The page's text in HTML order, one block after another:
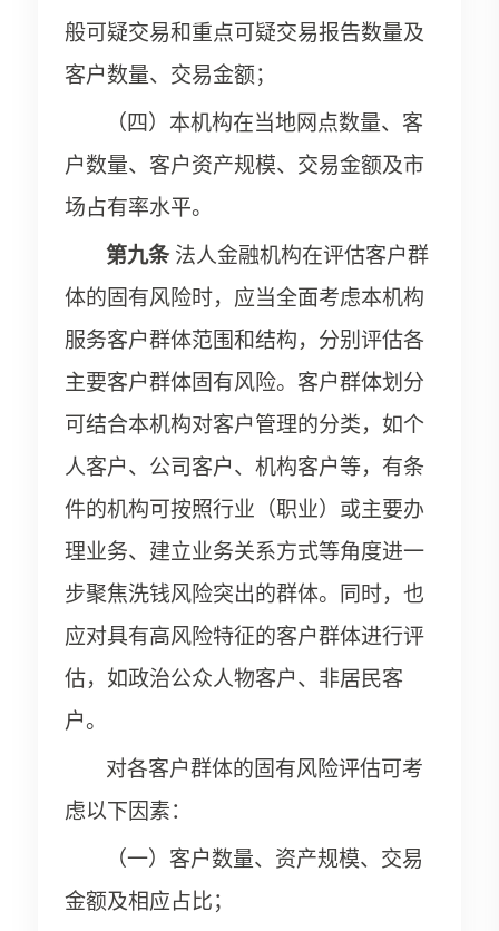
般可疑交易和重点可疑交易报告数量及
客户数量、交易金额；
（四）本机构在当地网点数量、客
户数量、客户资产规模、交易金额及市
场占有率水平。
第九条 法人金融机构在评估客户群
体的固有风险时，应当全面考虑本机构
服务客户群体范围和结构，分别评估各
主要客户群体固有风险。客户群体划分
可结合本机构对客户管理的分类，如个
人客户、公司客户、机构客户等，有条
件的机构可按照行业（职业）或主要办
理业务、建立业务关系方式等角度进一
步聚焦洗钱风险突出的群体。同时，也
应对具有高风险特征的客户群体进行评
估，如政治公众人物客户、非居民客
户。
对各客户群体的固有风险评估可考
虑以下因素：
（一）客户数量、资产规模、交易
金额及相应占比；